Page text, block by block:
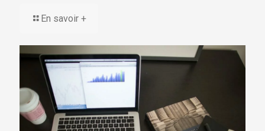
En savoir +